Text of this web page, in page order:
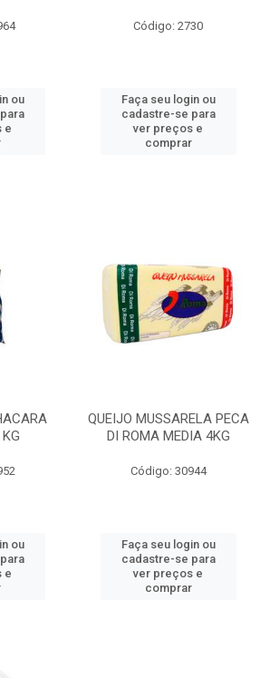
ou
e
Código: 2730
Faça seu login ou
cadastre-se para
ver preços e
comprar
ou
e
QUEIJO MUSSARELA PECA
DI ROMA MEDIA 4KG
Código: 30944
Faça seu login ou
cadastre-se para
ver preços e
comprar